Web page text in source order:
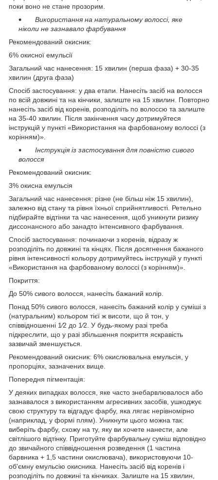
поки воно не стане прозорим.
Використання на натуральному волоссі, яке
ніколи не зазнавало фарбування
Рекомендований окисник:
6% окисної емульсії
Загальний час нанесення: 15 хвилин (перша фаза) + 30-35
хвилин (друга фаза)
Спосіб застосування: у два етапи. Нанесіть засіб на волосся
по всій довжині та на кінчики, залиште на 15 хвилин. Повторно
нанесіть засіб від коренів, розподіліть по волоссю та залиште
на 35-40 хвилин. Після закінчення часу дотримуйтеся
інструкцій у пункті «Використання на фарбованому волоссі (з
корінням)».
Інструкція із застосування для повністю сивого
волосся
Рекомендований окисник:
3% окисна емульсія
Загальний час нанесення: різне (не більш ніж 15 хвилин),
залежно від стану та рівня їхньої сприйнятливості. Ретельно
підбирайте відтінки та час нанесення, щоб уникнути ризику
диссонансного або занадто інтенсивного фарбування.
Спосіб застосування: починаючи з коренів, відразу ж
розподіліть по довжині та кінцях. Після досягнення бажаного
рівня інтенсивності кольору дотримуйтесь інструкцій у пункті
«Використання на фарбованому волоссі (з корінням)».
Покриття:
До 50% сивого волосся, нанесіть бажаний колір.
Понад 50% сивого волосся, нанесіть бажаний колір у суміші з
(натуральним) кольором тієї ж висоти, що й тон, у
співвідношенні 1⁄2 до 1⁄2. У будь-якому разі треба
підкреслити, що у разі збільшення покриття яскравість
зазвичай зменшується.
Рекомендований окисник: 6% окислювальна емульсія, у
пропорціях, зазначених вище.
Попередня пігментація:
У деяких випадках волосся, яке часто знебарвлювалося або
зазнавалося з використанням агресивних засобів, ушкоджує
свою структуру та відгадує фарбу, яка лягає нерівномірно
(наприклад, у формі плям). Уникнути цього можна так:
виберіть фарбу, схожу на ту, яку ви хочете нанести, але
світлішого відтінку. Приготуйте фарбувальну суміш відповідно
до звичайного співвідношення розведення (1 частина
барвника + 1,5 частини окислювача), використовуючи 10-
об'ємну емульсію окисника. Нанесіть засіб від коренів і
розподіліть по довжині та кінчиках. Залиште на 15 хвилин,